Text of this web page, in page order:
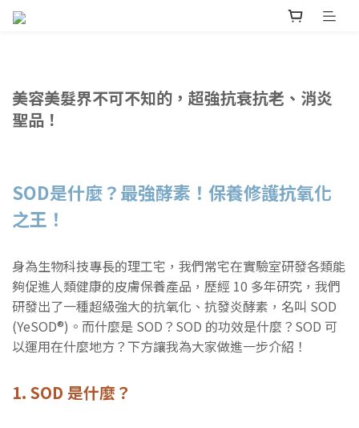
美容美髮界不可不知的，超強抗衰抗老、消炎
聖品！
SOD是什麼？最強酵素！保養修護抗氧化
之王！
身為生物科技專長的理工宅，我們常宅在實驗室研發各類能
夠促進人類健康的皮膚保養產品，歷經 10 多年研究，我們
研發出了一種超級強大的抗氧化、抗發炎酵素，名叫 SOD
(YeSOD®)。而什麼是 SOD？SOD 的功效是什麼？SOD 可
以運用在什麼地方？下方讓我為大家做進一步介紹！
1. SOD 是什麼？